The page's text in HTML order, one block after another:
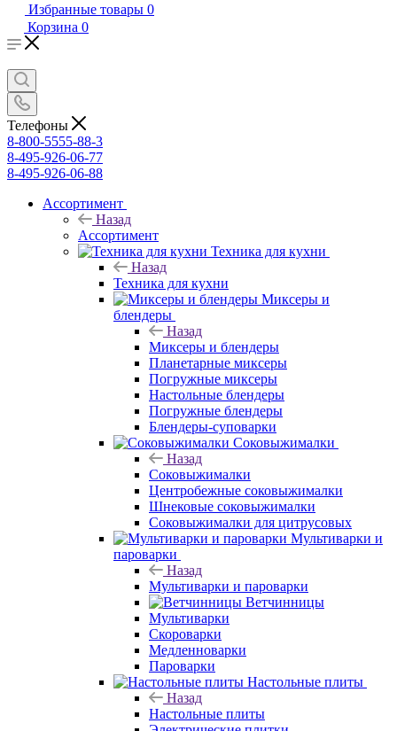
Избранные товары 0
Корзина 0
Телефоны
8-800-5555-88-3
8-495-926-06-77
8-495-926-06-88
Ассортимент
Назад
Ассортимент
Техника для кухни
Назад
Техника для кухни
Миксеры и
блендеры
Назад
Миксеры и блендеры
Планетарные миксеры
Погружные миксеры
Настольные блендеры
Погружные блендеры
Блендеры-суповарки
Соковыжималки
Назад
Соковыжималки
Центробежные соковыжималки
Шнековые соковыжималки
Соковыжималки для цитрусовых
Мультиварки и
пароварки
Назад
Мультиварки и пароварки
Ветчинницы
Мультиварки
Скороварки
Медленноварки
Пароварки
Настольные плиты
Назад
Настольные плиты